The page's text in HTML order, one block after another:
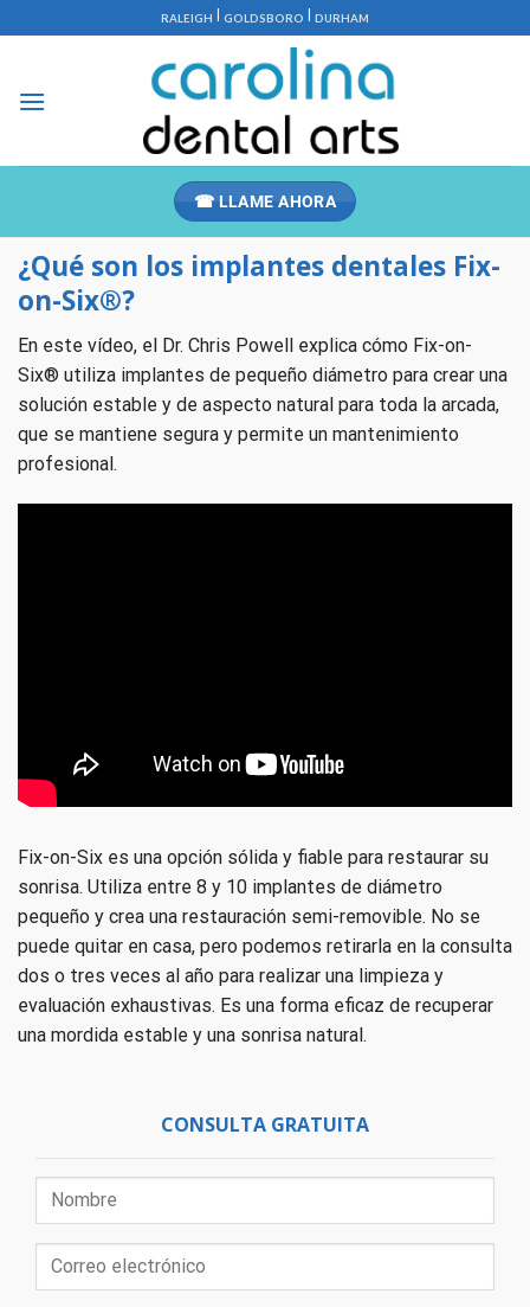
al
RALEIGH | GOLDSBORO | DURHAM
☎ LLAME AHORA
¿Qué son los implantes dentales Fix-
on-Six®?
En este vídeo, el Dr. Chris Powell explica cómo Fix-on-
Six® utiliza implantes de pequeño diámetro para crear una
solución estable y de aspecto natural para toda la arcada,
que se mantiene segura y permite un mantenimiento
profesional.
Fix-on-Six es una opción sólida y fiable para restaurar su
sonrisa. Utiliza entre 8 y 10 implantes de diámetro
pequeño y crea una restauración semi-removible. No se
puede quitar en casa, pero podemos retirarla en la consulta
dos o tres veces al año para realizar una limpieza y
evaluación exhaustivas. Es una forma eficaz de recuperar
una mordida estable y una sonrisa natural.
CONSULTA GRATUITA